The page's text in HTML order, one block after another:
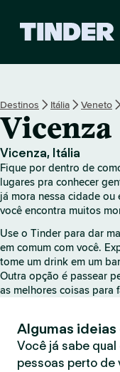
a
i
l
i
Destinos Itália Veneto
Vicenza
Vicenza, Itália
Fique por dentro de
lugares pra conhecer
já mora nessa cidade
você encontra muitos
Use o Tinder para dar
em comum com você.
tome um drink em um
Outra opção é passear
as melhores coisas para
Algumas
Você já sabe
pessoas perto de